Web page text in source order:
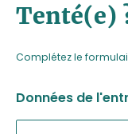
Tenté(e)
Complétez le
Données de